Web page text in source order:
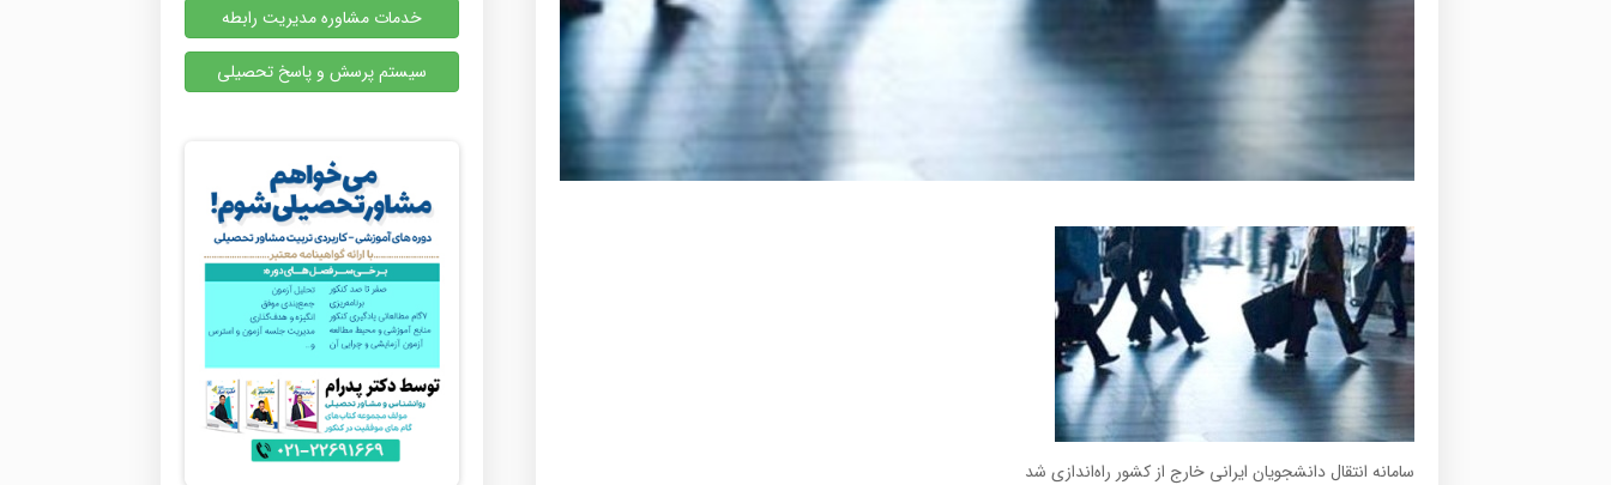
سامانه انتقال دانشجویان ایرانی خارج از کشور راه‌اندازی شد
خدمات مشاوره مدیریت رابطه
سیستم پرسش و پاسخ تحصیلی